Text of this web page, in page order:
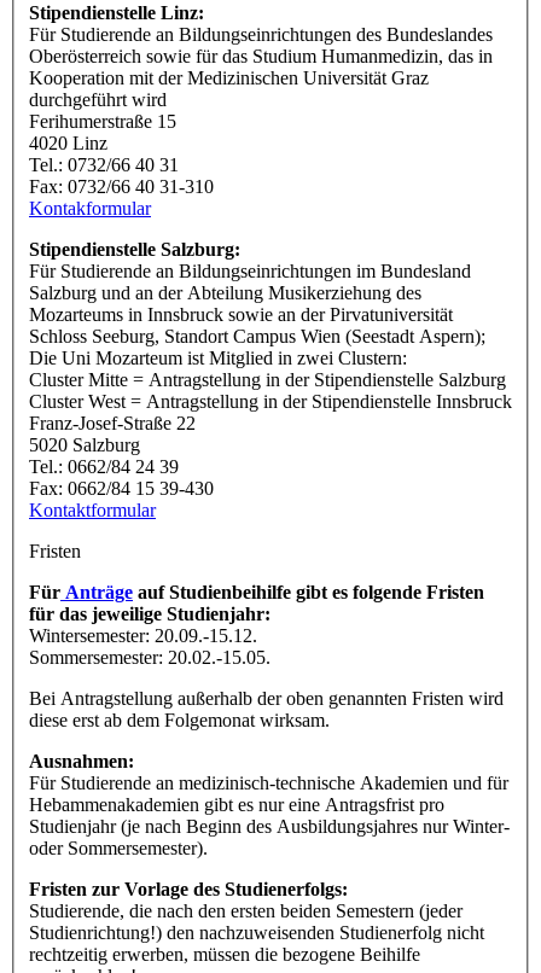
Stipendienstelle Linz:
Für Studierende an Bildungseinrichtungen des Bundeslandes
Oberösterreich sowie für das Studium Humanmedizin, das in
Kooperation mit der Medizinischen Universität Graz
durchgeführt wird
Ferihumerstraße 15
4020 Linz
Tel.: 0732/66 40 31
Fax: 0732/66 40 31-310
Kontakformular
Stipendienstelle Salzburg:
Für Studierende an Bildungseinrichtungen im Bundesland
Salzburg und an der Abteilung Musikerziehung des
Mozarteums in Innsbruck sowie an der Pirvatuniversität
Schloss Seeburg, Standort Campus Wien (Seestadt Aspern);
Die Uni Mozarteum ist Mitglied in zwei Clustern:
Cluster Mitte = Antragstellung in der Stipendienstelle Salzburg
Cluster West = Antragstellung in der Stipendienstelle Innsbruck
Franz-Josef-Straße 22
5020 Salzburg
Tel.: 0662/84 24 39
Fax: 0662/84 15 39-430
Kontaktformular
Fristen
Für Anträge auf Studienbeihilfe gibt es folgende Fristen
für das jeweilige Studienjahr:
Wintersemester: 20.09.-15.12.
Sommersemester: 20.02.-15.05.
Bei Antragstellung außerhalb der oben genannten Fristen wird
diese erst ab dem Folgemonat wirksam.
Ausnahmen:
Für Studierende an medizinisch-technische Akademien und für
Hebammenakademien gibt es nur eine Antragsfrist pro
Studienjahr (je nach Beginn des Ausbildungsjahres nur Winter-
oder Sommersemester).
Fristen zur Vorlage des Studienerfolgs:
Studierende, die nach den ersten beiden Semestern (jeder
Studienrichtung!) den nachzuweisenden Studienerfolg nicht
rechtzeitig erwerben, müssen die bezogene Beihilfe